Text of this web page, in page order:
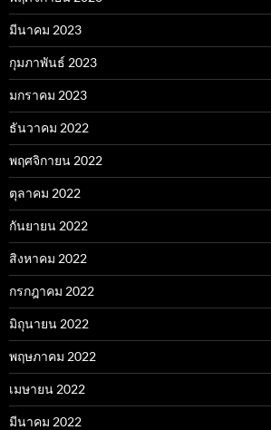
มีนาคม 2023
กุมภาพันธ์ 2023
มกราคม 2023
ธันวาคม 2022
พฤศจิกายน 2022
ตุลาคม 2022
กันยายน 2022
สิงหาคม 2022
กรกฎาคม 2022
มิถุนายน 2022
พฤษภาคม 2022
เมษายน 2022
มีนาคม 2022